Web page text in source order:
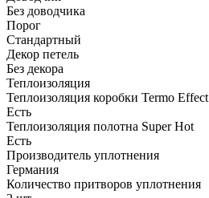
Без доводчика
Порог
Стандартный
Декор петель
Без декора
Теплоизоляция
Теплоизоляция коробки Termo Effect
Есть
Теплоизоляция полотна Super Нot
Есть
Производитель уплотнения
Германия
Количество притворов уплотнения